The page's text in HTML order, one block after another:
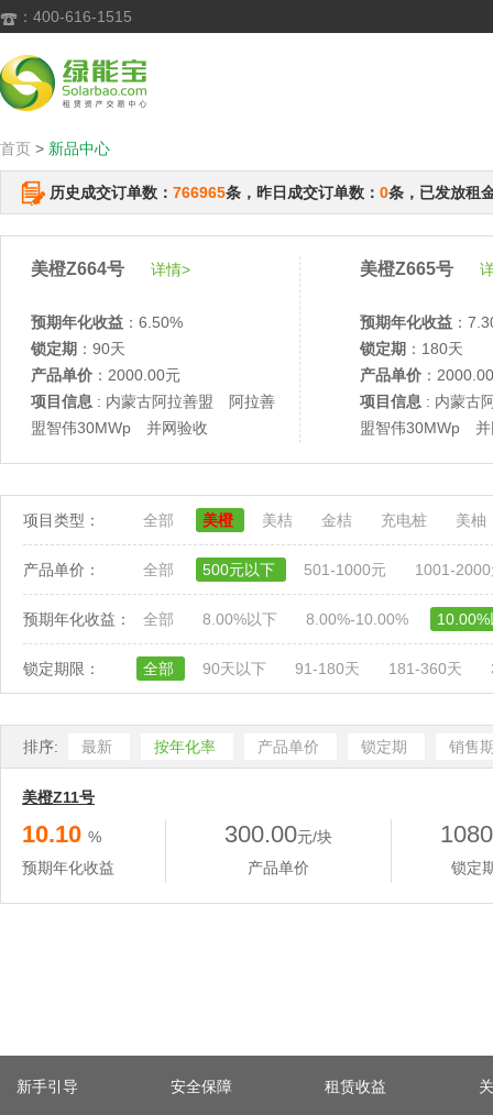
 ：400-616-1515
首页 > 新品中心
历史成交订单数： 766965条，昨日成交订单数： 0条，已发放租
美橙Z664号 详情>
预期年化收益 ：6.50%
锁定期 ：90天
产品单价 ：2000.00元
项目信息 : 内蒙古阿拉善盟 阿拉善
盟智伟30MWp 并网验收
美橙Z665号
预期年化收益 ：
锁定期 ：180天
产品单价 ：
项目信息 : 内蒙古
盟智伟30MWp 并
项目类型： 全部 美橙 美桔 金桔 充电桩 美柚
产品单价： 全部 500元以下 501-1000元 1001-
预期年化收益： 全部 8.00%以下 8.00%-10.00%
锁定期限： 全部 90天以下 91-180天 181-360天
排序: 最新 按年化率 产品单价 锁定期 销售
美橙Z11号
10.10 %
预期年化收益
300.00元/块
产品单价
1080
锁定
新手引导 安全保障 租赁收益